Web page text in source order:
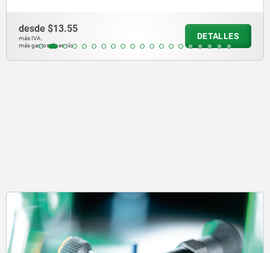
desde$286.86
más IVA.
más gastos de envío
DETALLES